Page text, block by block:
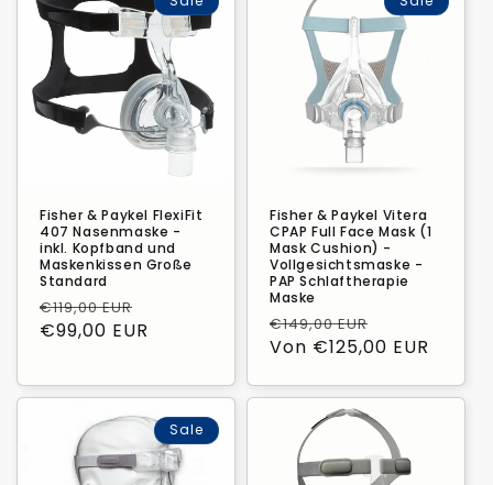
Fisher & Paykel FlexiFit
407 Nasenmaske -
inkl. Kopfband und
Maskenkissen Große
Standard
Normaler
Preis
€119,00 EUR
Verkaufspreis
€99,00 EUR
Fisher & Paykel Vitera
CPAP Full Face Mask (1
Mask Cushion) -
Vollgesichtsmaske -
PAP Schlaftherapie
Maske
Normaler
Preis
€149,00 EUR
Von €125,00 EUR
Sale